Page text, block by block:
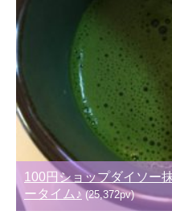
100円ショップダイソー
ータイム♪ (25,372pv)